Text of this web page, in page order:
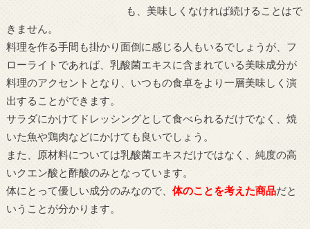
も、美味しくなければ続けることはで
きません。
料理を作る手間も掛かり面倒に感じる人もいるでしょうが、フ
ローライトであれば、乳酸菌エキスに含まれている美味成分が
料理のアクセントとなり、いつもの食卓をより一層美味しく演
出することができます。
サラダにかけてドレッシングとして食べられるだけでなく、焼
いた魚や鶏肉などにかけても良いでしょう。
また、原材料については乳酸菌エキスだけではなく、純度の高
いクエン酸と酢酸のみとなっています。
体にとって優しい成分のみなので、 体のことを考えた商品だと
いうことが分かります。